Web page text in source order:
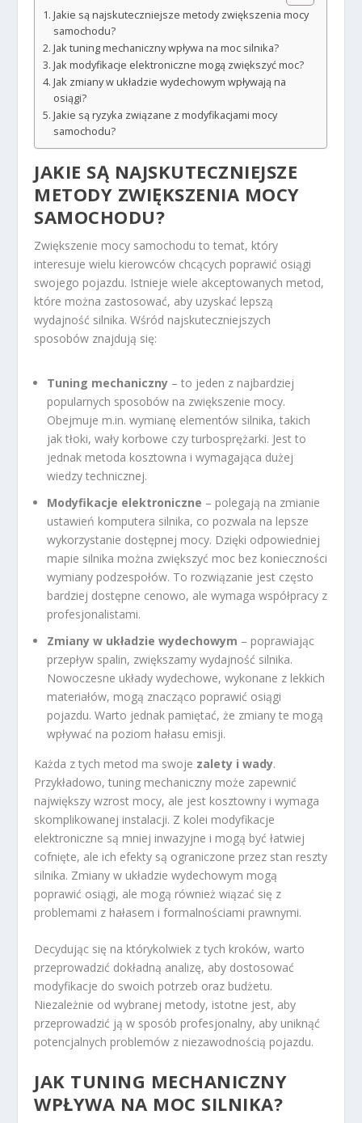
Jakie są najskuteczniejsze metody zwiększenia mocy
samochodu?
Jak tuning mechaniczny wpływa na moc silnika?
Jak modyfikacje elektroniczne mogą zwiększyć moc?
Jak zmiany w układzie wydechowym wpływają na
osiągi?
Jakie są ryzyka związane z modyfikacjami mocy
samochodu?
JAKIE SĄ NAJSKUTECZNIEJSZE
METODY ZWIĘKSZENIA MOCY
SAMOCHODU?
Zwiększenie mocy samochodu to temat, który
interesuje wielu kierowców chcących poprawić osiągi
swojego pojazdu. Istnieje wiele akceptowanych metod,
które można zastosować, aby uzyskać lepszą
wydajność silnika. Wśród najskuteczniejszych
sposobów znajdują się:
Tuning mechaniczny – to jeden z najbardziej
popularnych sposobów na zwiększenie mocy.
Obejmuje m.in. wymianę elementów silnika, takich
jak tłoki, wały korbowe czy turbosprężarki. Jest to
jednak metoda kosztowna i wymagająca dużej
wiedzy technicznej.
Modyfikacje elektroniczne – polegają na zmianie
ustawień komputera silnika, co pozwala na lepsze
wykorzystanie dostępnej mocy. Dzięki odpowiedniej
mapie silnika można zwiększyć moc bez konieczności
wymiany podzespołów. To rozwiązanie jest często
bardziej dostępne cenowo, ale wymaga współpracy z
profesjonalistami.
Zmiany w układzie wydechowym – poprawiając
przepływ spalin, zwiększamy wydajność silnika.
Nowoczesne układy wydechowe, wykonane z lekkich
materiałów, mogą znacząco poprawić osiągi
pojazdu. Warto jednak pamiętać, że zmiany te mogą
wpływać na poziom hałasu emisji.
Każda z tych metod ma swoje zalety i wady.
Przykładowo, tuning mechaniczny może zapewnić
największy wzrost mocy, ale jest kosztowny i wymaga
skomplikowanej instalacji. Z kolei modyfikacje
elektroniczne są mniej inwazyjne i mogą być łatwiej
cofnięte, ale ich efekty są ograniczone przez stan reszty
silnika. Zmiany w układzie wydechowym mogą
poprawić osiągi, ale mogą również wiązać się z
problemami z hałasem i formalnościami prawnymi.
Decydując się na którykolwiek z tych kroków, warto
przeprowadzić dokładną analizę, aby dostosować
modyfikacje do swoich potrzeb oraz budżetu.
Niezależnie od wybranej metody, istotne jest, aby
przeprowadzić ją w sposób profesjonalny, aby uniknąć
potencjalnych problemów z niezawodnością pojazdu.
JAK TUNING MECHANICZNY
WPŁYWA NA MOC SILNIKA?